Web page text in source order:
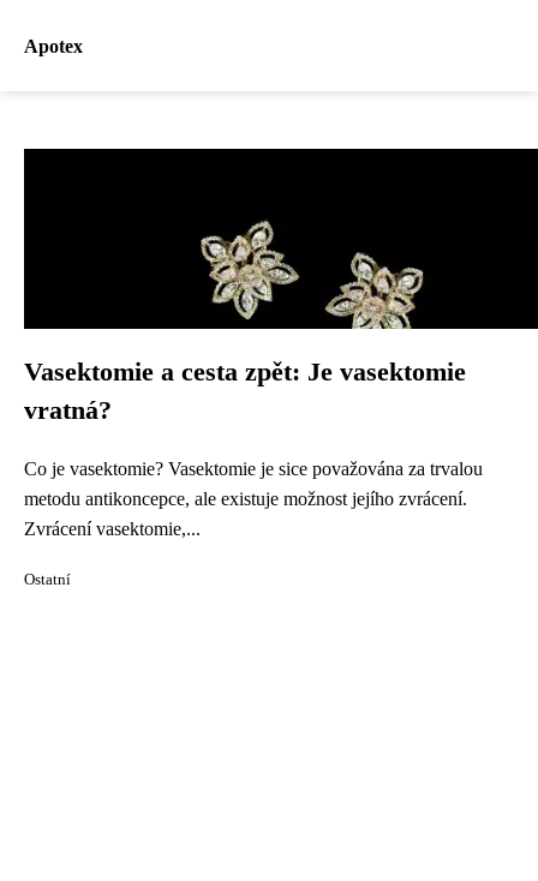
Apotex
Vasektomie a cesta zpět: Je vasektomie
vratná?
Co je vasektomie? Vasektomie je sice považována za trvalou
metodu antikoncepce, ale existuje možnost jejího zvrácení.
Zvrácení vasektomie,...
Ostatní